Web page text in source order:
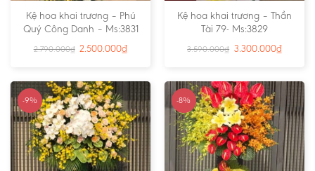
Kệ hoa khai trương – Phú
Quý Công Danh – Ms:3831
2.790.000₫ 2.500.000₫
Kệ hoa khai trương – Thần
Tài 79- Ms:3829
3.590.000₫ 3.300.000₫
-9% -8%